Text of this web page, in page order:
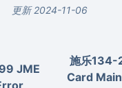
更新 2024-11-06
JME
施乐134-
Card